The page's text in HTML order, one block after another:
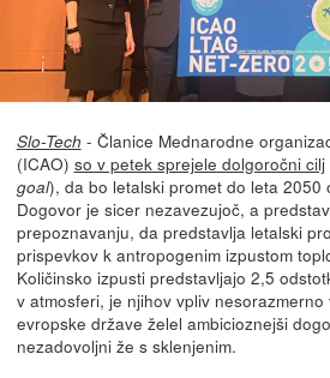
Slo-Tech - Članice Mednarodne
(ICAO) so v petek sprejele dolgoročni cilj
goal), da bo letalski promet do leta 2050
Dogovor je sicer nezavezujoč, a
prepoznavanju, da predstavlja letalski
prispevkov k antropogenim izpustom
Količinsko izpusti predstavljajo 2,5
v atmosferi, je njihov vpliv nesorazmerno
evropske države želel ambicioznejši
nezadovoljni že s sklenjenim.